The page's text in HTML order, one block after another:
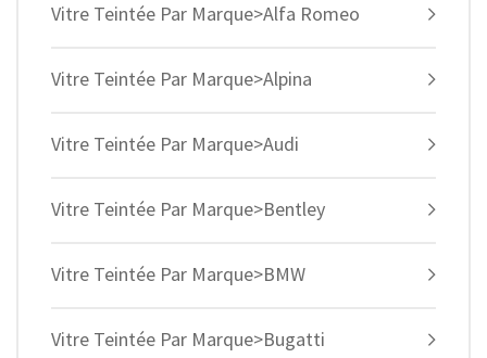
Vitre Teintée Par Marque>Alfa Romeo
Vitre Teintée Par Marque>Alpina
Vitre Teintée Par Marque>Audi
Vitre Teintée Par Marque>Bentley
Vitre Teintée Par Marque>BMW
Vitre Teintée Par Marque>Bugatti